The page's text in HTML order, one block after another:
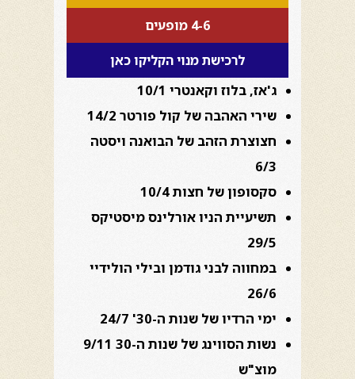
4-6 מופעים
לרכישת מנוי הקליקו כאן
ג'אז, בלוז וקאנטרי 10/1
שירי האהבה של קול פורטר 14/2
חצוצרת הזהב של הבואנה ויסטה
6/3
סקסופון של חצות 10/4
תשיעיית הניו אורלינס מיסטיקס
29/5
במחווה לבני גודמן ובילי הולידיי
26/6
ימי הרדיו של שנות ה-30' 24/7
נשות הסווינג של שנות ה-30 9/11
מוצ"ש